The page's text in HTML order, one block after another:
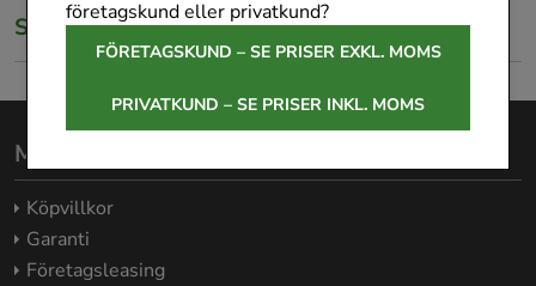
företagskund eller privatkund?
FÖRETAGSKUND – SE PRISER EXKL. MOMS
PRIVATKUND – SE PRISER INKL. MOMS
Specifikationer
Morten Maskin AB
Köpvillkor
Garanti
Företagsleasing